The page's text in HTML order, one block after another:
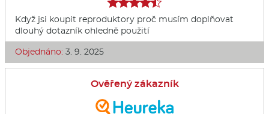
Když jsi koupit reproduktory proč musím doplňovat
dlouhý dotazník ohledně použití
Objednáno: 3. 9. 2025
Ověřený zákazník